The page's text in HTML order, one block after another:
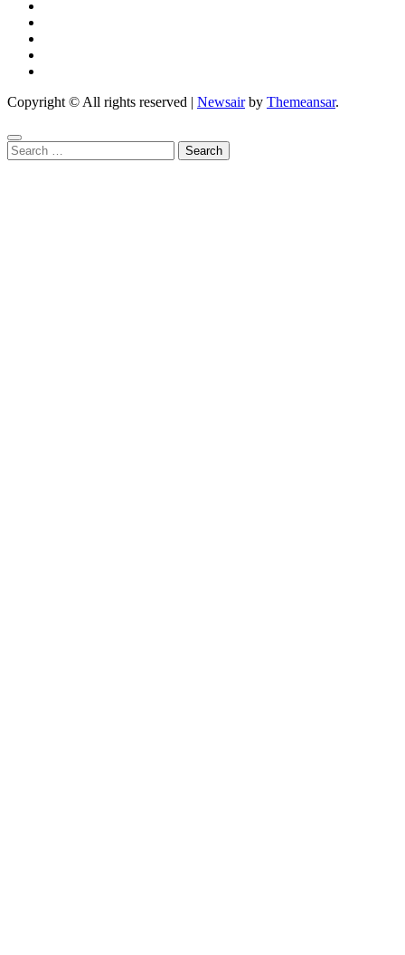
Copyright © All rights reserved | Newsairby Themeansar.
Search
for: